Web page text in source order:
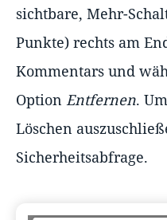
sichtbare, Mehr-
Punkte) rechts am
Kommentars und
Option Entfernen.
Löschen
Sicherheitsabfrage.